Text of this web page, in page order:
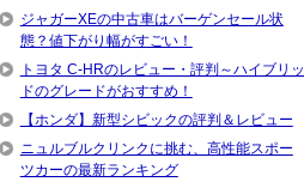
ジャガーXEの中古車はバーゲンセール状
態？値下がり幅がすごい！
トヨタ C-HRのレビュー・評判～ハイブリッ
ドのグレードがおすすめ！
【ホンダ】新型シビックの評判＆レビュー
ニュルブルクリンクに挑む、高性能スポー
ツカーの最新ランキング